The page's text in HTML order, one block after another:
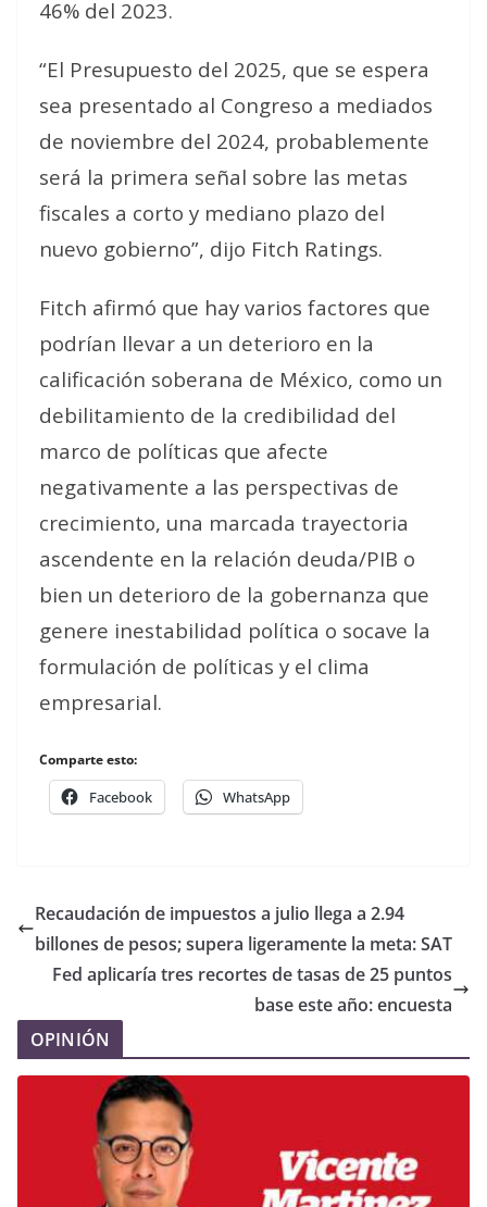
46% del 2023.
“El Presupuesto del 2025, que se espera
sea presentado al Congreso a mediados
de noviembre del 2024, probablemente
será la primera señal sobre las metas
fiscales a corto y mediano plazo del
nuevo gobierno”, dijo Fitch Ratings.
Fitch afirmó que hay varios factores que
podrían llevar a un deterioro en la
calificación soberana de México, como un
debilitamiento de la credibilidad del
marco de políticas que afecte
negativamente a las perspectivas de
crecimiento, una marcada trayectoria
ascendente en la relación deuda/PIB o
bien un deterioro de la gobernanza que
genere inestabilidad política o socave la
formulación de políticas y el clima
empresarial.
Comparte esto:
Facebook WhatsApp
Recaudación de impuestos a julio llega a 2.94
billones de pesos; supera ligeramente la meta: SAT
Fed aplicaría tres recortes de tasas de 25 puntos
base este año: encuesta
OPINIÓN